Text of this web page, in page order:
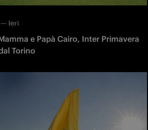
— Ieri
e Papà Cairo, Inter Primavera
Torino